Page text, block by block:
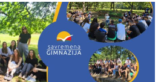
NA
KOŠUTNJAKU